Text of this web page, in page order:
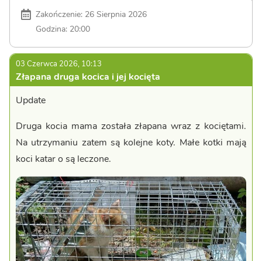
Zakończenie: 26 Sierpnia 2026
Godzina: 20:00
03 Czerwca 2026, 10:13
Złapana druga kocica i jej kocięta
Update
Druga kocia mama została złapana wraz z kociętami.
Na utrzymaniu zatem są kolejne koty. Małe kotki mają
koci katar o są leczone.